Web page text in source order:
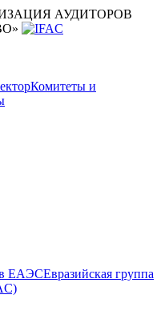
АУДИТОРОВ
Комитеты и
ЕАЭСЕвразийская группа